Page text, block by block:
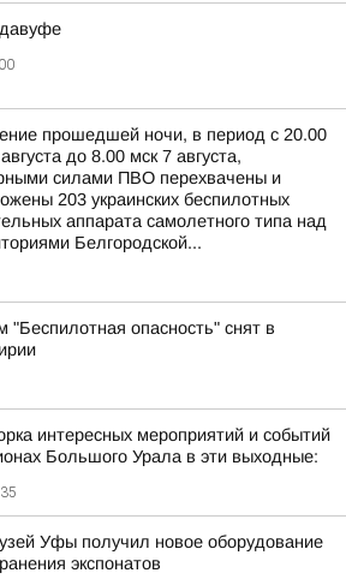
прошедшей ночи, в период с 20.00
до 8.00 мск 7 августа,
силами ПВО перехвачены и
203 украинских беспилотных
аппарата самолетного типа над
Белгородской...
"Беспилотная опасность" снят в
интересных мероприятий и событий
Большого Урала в эти выходные:
Уфы получил новое оборудование
экспонатов